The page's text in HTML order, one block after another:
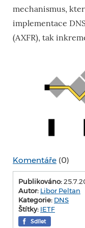
mechanismus,
implementace
(AXFR), tak
Komentáře (0)
Publikováno:
Autor: Libor Peltan
Kategorie: DNS
Štítky: IETF
Sdílet